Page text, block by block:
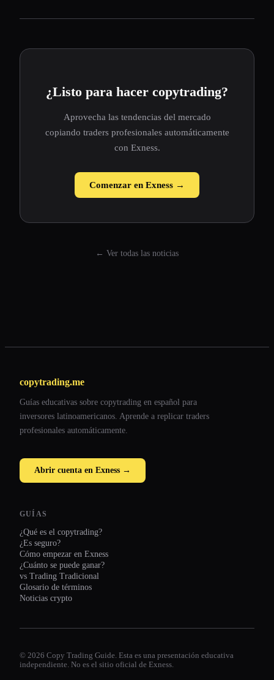
¿Listo para hacer copytrading?
Aprovecha las tendencias del mercado
copiando traders profesionales automáticamente
con Exness.
Comenzar en Exness →
← Ver todas las noticias
copytrading.me
Guías educativas sobre copytrading en español para
inversores latinoamericanos. Aprende a replicar traders
profesionales automáticamente.
Abrir cuenta en Exness →
GUÍAS
¿Qué es el copytrading?
¿Es seguro?
Cómo empezar en Exness
¿Cuánto se puede ganar?
vs Trading Tradicional
Glosario de términos
Noticias crypto
© 2026 Copy Trading Guide. Esta es una presentación educativa
independiente. No es el sitio oficial de Exness.